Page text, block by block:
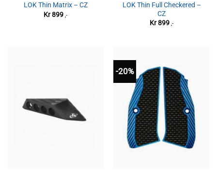
LOK Thin Matrix – CZ
Kr899 ,-
LOK Thin Full Checkered –
CZ
Kr899 ,-
-20%